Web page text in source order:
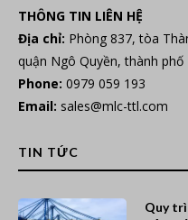
THÔNG TIN LIÊN HỆ
Địa chỉ: Phòng 837, tòa
quận Ngô Quyền, thành phố
Phone: 0979 059 193
Email: sales@mlc-ttl.com
TIN TỨC
Quy